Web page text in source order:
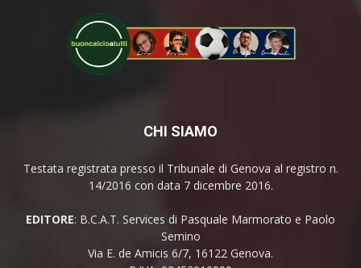
CHI SIAMO
Testata registrata presso il Tribunale di Genova al registro n.
14/2016 con data 7 dicembre 2016.
EDITORE: B.C.A.T. Services di Pasquale Marmorato e Paolo
Semino
Via E. de Amicis 6/7, 16122 Genova.